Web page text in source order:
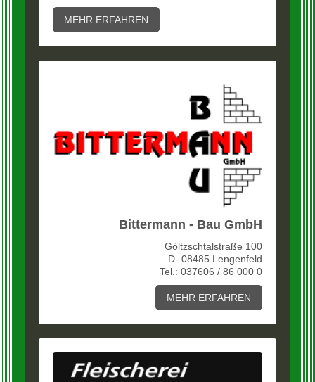
MEHR ERFAHREN
Bittermann - Bau GmbH
Göltzschtalstraße 100
D- 08485 Lengenfeld
Tel.: 037606 / 86 000 0
MEHR ERFAHREN